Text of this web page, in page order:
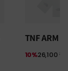
TNF ARM
26,100 원
10%